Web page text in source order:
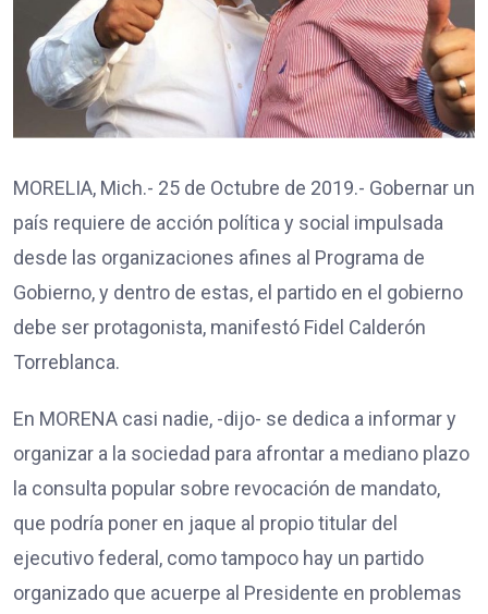
MORELIA, Mich.- 25 de Octubre de 2019.- Gobernar un
país requiere de acción política y social impulsada
desde las organizaciones afines al Programa de
Gobierno, y dentro de estas, el partido en el gobierno
debe ser protagonista, manifestó Fidel Calderón
Torreblanca.
En MORENA casi nadie, -dijo- se dedica a informar y
organizar a la sociedad para afrontar a mediano plazo
la consulta popular sobre revocación de mandato,
que podría poner en jaque al propio titular del
ejecutivo federal, como tampoco hay un partido
organizado que acuerpe al Presidente en problemas